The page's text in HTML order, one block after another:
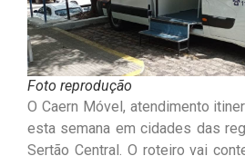
Foto reprodução
O Caern Móvel, atendimento
esta semana em cidades das
Sertão Central. O roteiro vai